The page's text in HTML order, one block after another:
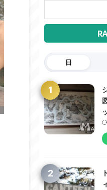
日
1
2